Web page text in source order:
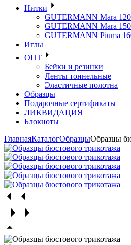
Нитки
GUTERMANN Mara 120
GUTERMANN Mara 150
GUTERMANN Piuma
Иглы
ОПТ
Бейки и резинки
Ленты тоннельные
Эластичные полотна
Образцы
Подарочные сертификаты
ЛИКВИДАЦИЯ
Блокноты
ГлавнаяКаталогОбразцыОбразцы